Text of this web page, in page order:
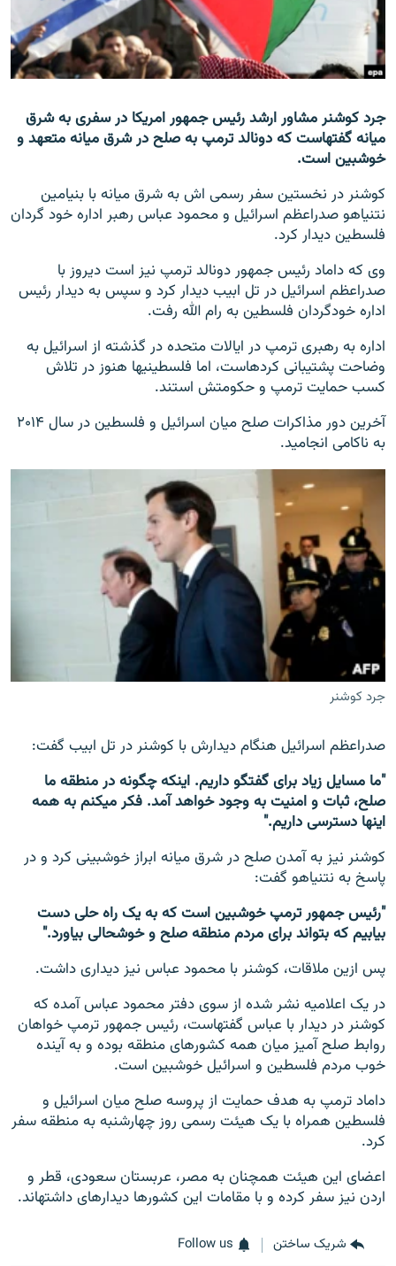
تماس
صفحه پشتو
به ما بپیوندید
همۀ سایت‌های رادیو آزادی/ رادیو اروپای آزاد
جرد کوشنر مشاور ارشد رئیس جمهور امریکا در سفری به شرق
میانه گفته‎است که دونالد ترمپ به صلح در شرق میانه متعهد و
خوشبین است.
کوشنر در نخستین سفر رسمی اش به شرق میانه با بنیامین
نتنیاهو صدراعظم اسرائیل و محمود عباس رهبر اداره خود گردان
فلسطین دیدار کرد.
وی که داماد رئیس جمهور دونالد ترمپ نیز است دیروز با
صدراعظم اسرائیل در تل ابیب دیدار کرد و سپس به دیدار رئیس
اداره خودگردان فلسطین به رام الله رفت.
اداره به رهبری ترمپ در ایالات متحده در گذشته از اسرائیل به
وضاحت پشتیبانی کرده‎است، اما فلسطینی‎ها هنوز در تلاش
کسب حمایت ترمپ و حکومتش استند.
آخرین دور مذاکرات صلح میان اسرائیل و فلسطین در سال ۲۰۱۴
به ناکامی انجامید.
جرد کوشنر
صدراعظم اسرائیل هنگام دیدارش با کوشنر در تل ابیب گفت:
"ما مسایل زیاد برای گفتگو داریم. این‎که چگونه در منطقه ما
صلح، ثبات و امنیت به وجود خواهد آمد. فکر می‎کنم به همه
این‎ها دسترسی داریم."
کوشنر نیز به آمدن صلح در شرق میانه ابراز خوشبینی کرد و در
پاسخ به نتنیاهو گفت:
"رئیس جمهور ترمپ خوشبین است که به یک راه حلی دست
بیابیم که بتواند برای مردم منطقه صلح و خوشحالی بیاورد."
پس ازین ملاقات، کوشنر با محمود عباس نیز دیداری داشت.
در یک اعلامیه نشر شده از سوی دفتر محمود عباس آمده که
کوشنر در دیدار با عباس گفته‎است، رئیس جمهور ترمپ خواهان
روابط صلح آمیز میان همه کشورهای منطقه بوده و به آینده
خوب مردم فلسطین و اسرائیل خوشبین است.
داماد ترمپ به هدف حمایت از پروسه صلح میان اسرائیل و
فلسطین همراه با یک هیئت رسمی روز چهارشنبه به منطقه سفر
کرد.
اعضای این هیئت همچنان به مصر، عربستان سعودی، قطر و
اردن نیز سفر کرده و با مقامات این کشورها دیدارهای داشته‎اند.
شریک ساختن Follow us